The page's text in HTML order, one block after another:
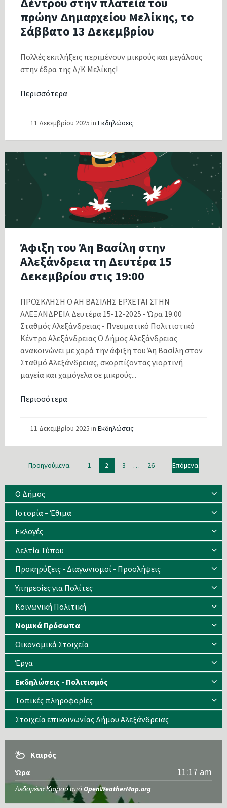
πρώην Δημαρχείου Μελίκης, το
Σάββατο 13 Δεκεμβρίου
Πολλές εκπλήξεις περιμένουν μικρούς και μεγάλους
στην έδρα της Δ/Κ Μελίκης!
Περισσότερα
11 Δεκεμβρίου 2025 in Εκδηλώσεις
Άφιξη του Άη Βασίλη στην
Αλεξάνδρεια τη Δευτέρα 15
Δεκεμβρίου στις 19:00
ΠΡΟΣΚΛΗΣΗ Ο ΑΗ ΒΑΣΙΛΗΣ ΕΡΧΕΤΑΙ ΣΤΗΝ
ΑΛΕΞΑΝΔΡΕΙΑ Δευτέρα 15-12-2025 - Ώρα 19.00
Σταθμός Αλεξάνδρειας - Πνευματικό Πολιτιστικό
Κέντρο Αλεξάνδρειας Ο Δήμος Αλεξάνδρειας
ανακοινώνει με χαρά την άφιξη του Άη Βασίλη στον
Σταθμό Αλεξάνδρειας, σκορπίζοντας γιορτινή
μαγεία και χαμόγελα σε μικρούς...
Περισσότερα
11 Δεκεμβρίου 2025 in Εκδηλώσεις
Πλοήγηση
Προηγούμενα 1 2 3 … 26 Επόμενα
Ο Δήμος
Ιστορία – Έθιμα
Eκλογές
Δελτία Τύπου
Προκηρύξεις - Διαγωνισμοί - Προσλήψεις
Υπηρεσίες για Πολίτες
Κοινωνική Πολιτική
Νομικά Πρόσωπα
Οικονομικά Στοιχεία
Έργα
Εκδηλώσεις - Πολιτισμός
Τοπικές πληροφορίες
Στοιχεία επικοινωνίας Δήμου Αλεξάνδρειας
Καιρός
Ώρα 11:17 am
Δεδομένα Καιρού από OpenWeatherMap.org